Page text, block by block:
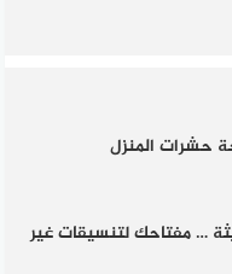
حشرات المنزل
… مفتاحك لتنسيقات غير